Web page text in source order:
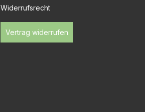
Widerrufsrecht
Vertrag widerrufen